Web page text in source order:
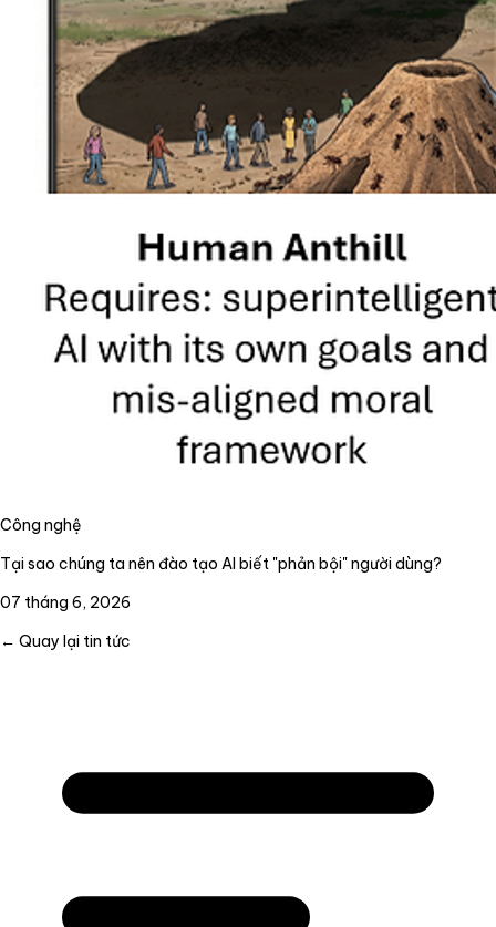
Công nghệ
Tại sao chúng ta nên đào tạo AI biết "phản bội" người dùng?
07 tháng 6, 2026
← Quay lại tin tức